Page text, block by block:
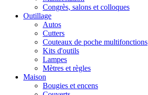
Congrès, salons et colloques
Outillage
Autos
Cutters
Couteaux de poche multifonctions
Kits d'outils
Lampes
Mètres et règles
Maison
Bougies et encens